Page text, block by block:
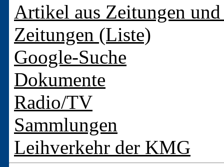
Artikel aus Zeitungen
Zeitungen (Liste)
Google-Suche
Dokumente
Radio/TV
Sammlungen
Leihverkehr der KMG